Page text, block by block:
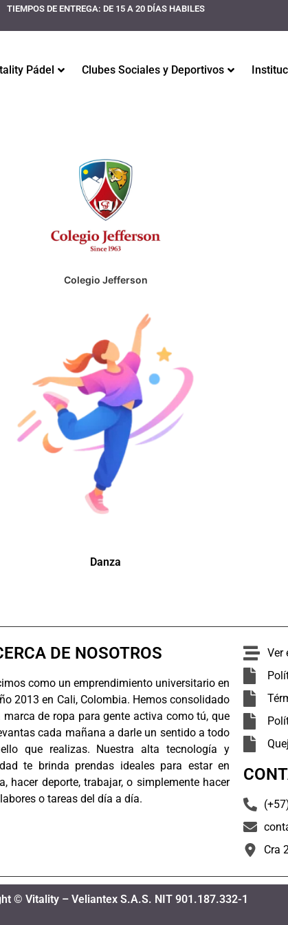
TIEMPOS DE ENTREGA: DE 15 A 20 DÍAS HABILES
Pádel Clubes Sociales y Deportivos
Colegio Jefferson
Danza
DE NOSOTROS
como un emprendimiento universitario en
2013 en Cali, Colombia. Hemos consolidado
marca de ropa para gente activa como tú, que
cada mañana a darle un sentido a todo
que realizas. Nuestra alta tecnología y
te brinda prendas ideales para estar en
hacer deporte, trabajar, o simplemente hacer
o tareas del día a día.
Ver
Cra
© Vitality – Veliantex S.A.S. NIT 901.187.332-1